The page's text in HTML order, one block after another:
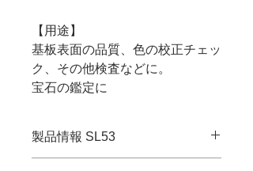
【用途】
基板表面の品質、色の校正チェッ
ク、その他検査などに。
宝石の鑑定に
製品情報 SL53